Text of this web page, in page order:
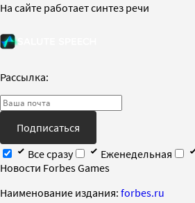
На сайте работает синтез речи
Рассылка:
Подписаться
Все сразу
Еженедельная
Новости Forbes Games
Наименование издания: forbes.ru